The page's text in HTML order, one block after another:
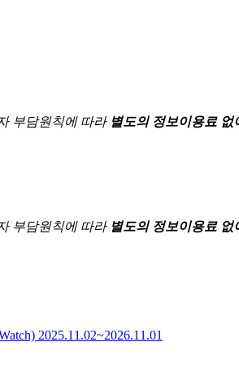
부담원칙에 따라 별도의 정보이용료
부담원칙에 따라 별도의 정보이용료